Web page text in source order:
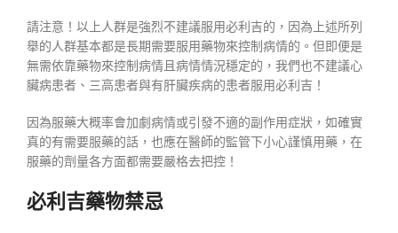
請注意！以上人群是強烈不建議服用必利吉的，因為上述所列
舉的人群基本都是長期需要服用藥物來控制病情的。但即便是
無需依靠藥物來控制病情且病情情況穩定的，我們也不建議心
臟病患者、三高患者與有肝臟疾病的患者服用必利吉！
因為服藥大概率會加劇病情或引發不適的副作用症狀，如確實
真的有需要服藥的話，也應在醫師的監管下小心謹慎用藥，在
服藥的劑量各方面都需要嚴格去把控！
必利吉藥物禁忌